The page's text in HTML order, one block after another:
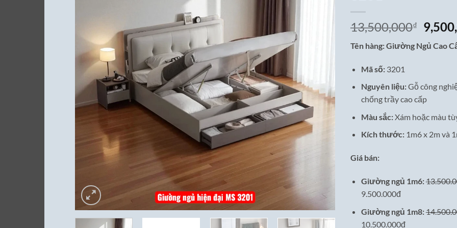
13,500,000₫
Giá
gốc
là:
Tên hàng: Giường Ngủ Cao
Mã số:3201
Nguyên liệu:Gỗ công
chống trầy cao cấp
Màu sắc:Xám hoặc màu
Kích thước:1m6 x 2m và
Giá bán:
Giường ngủ 1m6:
9.500.000đ
Giường ngủ 1m8:
10.500.000đ